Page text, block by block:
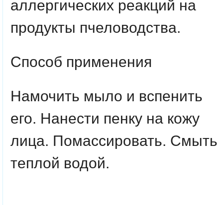
аллергических реакций на
продукты пчеловодства.
Способ применения
Намочить мыло и вспенить
его. Нанести пенку на кожу
лица. Помассировать. Смыть
теплой водой.